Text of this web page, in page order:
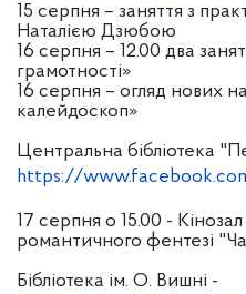
15 серпня – заняття з
Наталією Дзюбою
16 серпня – 12.00 два
грамотності»
16 серпня – огляд нових
калейдоскоп»
Центральна бібліотека
https://
17 серпня о 15.00 -
романтичного фентезі
Бібліотека ім. О. Вишні -